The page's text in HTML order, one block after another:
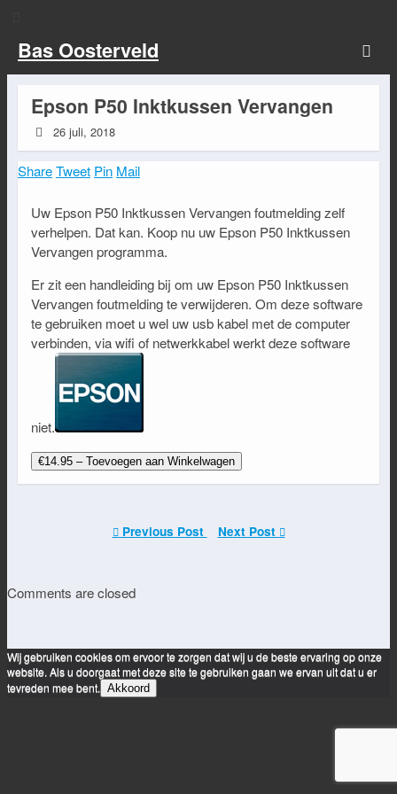
Bas Oosterveld
Epson P50 Inktkussen Vervangen
26 juli, 2018
ShareTweet Pin Mail
Uw Epson P50 Inktkussen Vervangen foutmelding zelf
verhelpen. Dat kan. Koop nu uw Epson P50 Inktkussen
Vervangen programma.
Er zit een handleiding bij om uw Epson P50 Inktkussen
Vervangen foutmelding te verwijderen. Om deze software
te gebruiken moet u wel uw usb kabel met de computer
verbinden, via wifi of netwerkkabel werkt deze software
niet.
€14.95 – Toevoegen aan Winkelwagen
Previous Post Next Post
Comments are closed
Wij gebruiken cookies om ervoor te zorgen dat wij u de beste ervaring op onze
website. Als u doorgaat met deze site te gebruiken gaan we ervan uit dat u er
tevreden mee bent. Akkoord